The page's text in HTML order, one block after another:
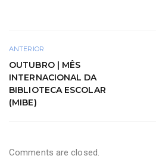
ANTERIOR
OUTUBRO | MÊS
INTERNACIONAL DA
BIBLIOTECA ESCOLAR
(MIBE)
Comments are closed.